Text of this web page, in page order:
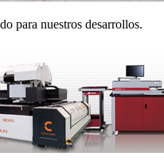
para nuestros desarrollos.